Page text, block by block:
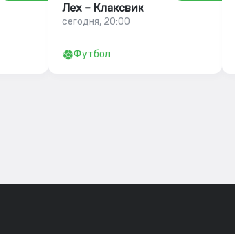
Лех – Клаксвик
сегодня, 20:00
Футбол